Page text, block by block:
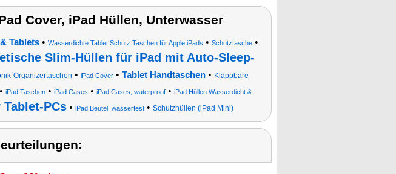
Cover, iPad Hüllen, Unterwasser
Tablets• Wasserdichte Tablet Schutz Taschen für Apple iPads • Schutztasche•
Slim-Hüllen für iPad mit Auto-Sleep-
Organizertaschen • iPad Cover • Tablet Handtaschen • Klappbare
• iPad Taschen • iPad Cases • iPad Cases, waterproof • iPad Hüllen Wasserdicht &
PCs • iPad Beutel, wasserfest • Schutzhüllen (iPad Mini)